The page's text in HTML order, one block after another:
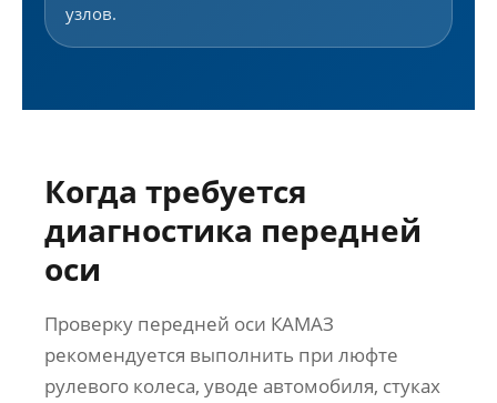
узлов.
Когда требуется
диагностика передней
оси
Проверку передней оси КАМАЗ
рекомендуется выполнить при люфте
рулевого колеса, уводе автомобиля, стуках